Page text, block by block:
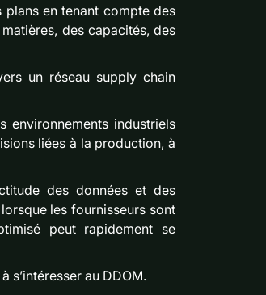
en tenant compte des
des capacités, des
un réseau supply chain
environnements industriels
liées à la production, à
des données et des
les fournisseurs sont
peut rapidement se
s’intéresser au DDOM.